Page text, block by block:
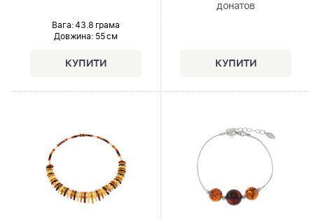
Вага: 43.8 грама
Довжина:55 см
донатов